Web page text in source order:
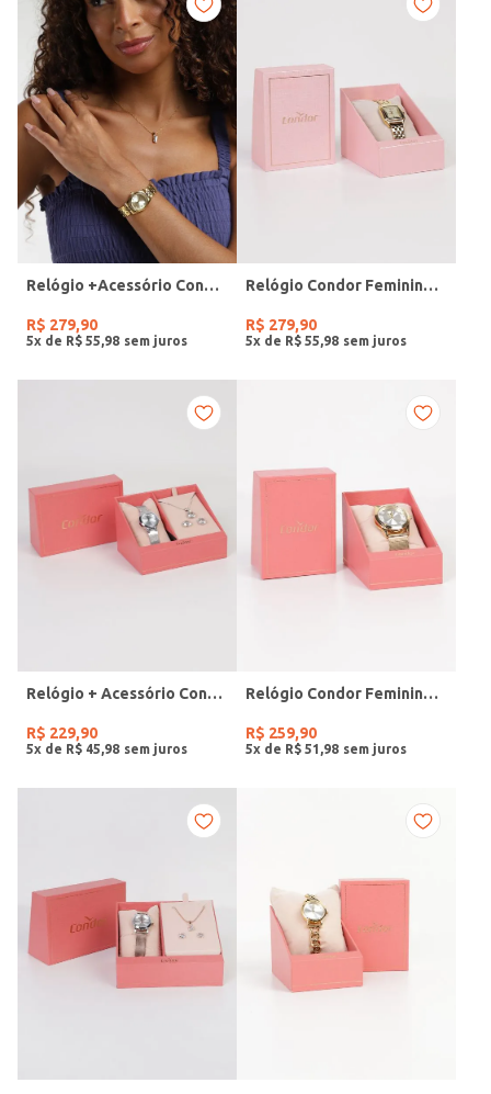
Relógio +Acessório Condor Feminino DOURADO
R$ 279,90
5x de R$ 55 98
Relógio Condor Feminino DOURADO
R$ 279,90
5x de R$ 55 98
Relógio + Acessório Condor Feminino PRATA
R$ 229,90
5x de R$ 45 98
Relógio Condor Feminino DOURADO
R$ 259,90
5x de R$ 51 98